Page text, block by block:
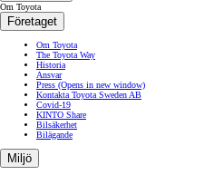
Om Toyota
Företaget
Om Toyota
The Toyota Way
Historia
Ansvar
Press (Opens in new window)
Kontakta Toyota Sweden AB
Covid-19
KINTO Share
Bilsäkerhet
Bilägande
Miljö